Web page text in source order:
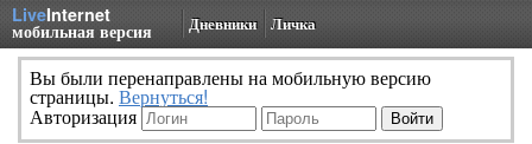
LiveInternet
мобильная версия Дневники Личка
Вы были перенаправлены на мобильную версию
страницы. Вернуться!
Авторизация